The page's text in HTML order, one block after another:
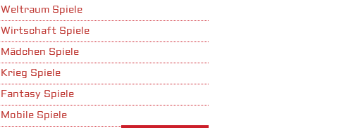
Weltraum Spiele
Wirtschaft Spiele
Mädchen Spiele
Krieg Spiele
Fantasy Spiele
Mobile Spiele